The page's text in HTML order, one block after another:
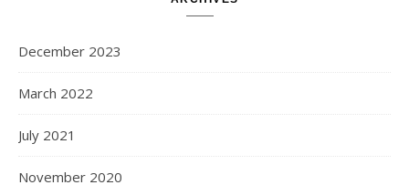
December 2023
March 2022
July 2021
November 2020